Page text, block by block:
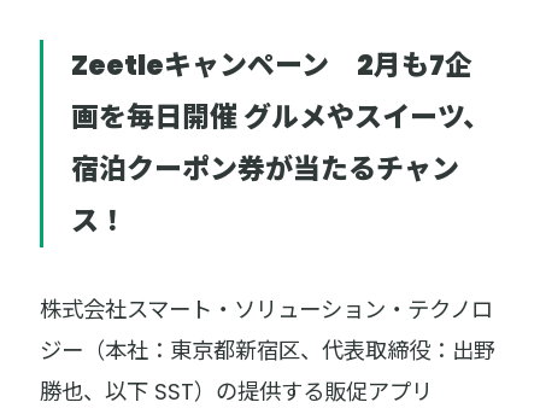
Zeetleキャンペーン 2月も7企
画を毎日開催グルメやスイーツ、
宿泊クーポン券が当たるチャン
ス！
株式会社スマート・ソリューション・テクノロ
ジー（本社：東京都新宿区、代表取締役：出野
勝也、以下 SST）の提供する販促アプリ